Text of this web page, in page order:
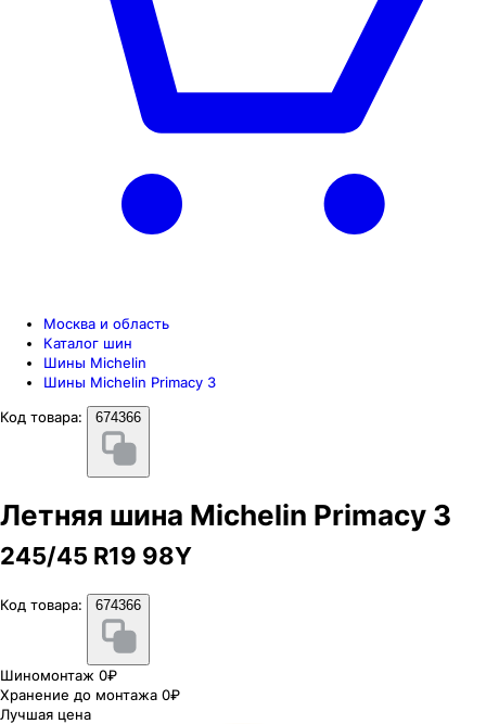
Москва и область
Каталог шин
Шины Michelin
Шины Michelin Primacy 3
Код товара:
674366
Летняя шина Michelin Primacy 3
245/45 R19 98Y
Код товара: 674366
Шиномонтаж 0₽
Хранение до монтажа 0₽
Лучшая цена